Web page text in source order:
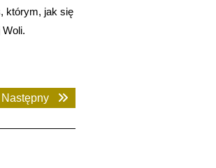
którym, jak się
Woli.
Następny
Next